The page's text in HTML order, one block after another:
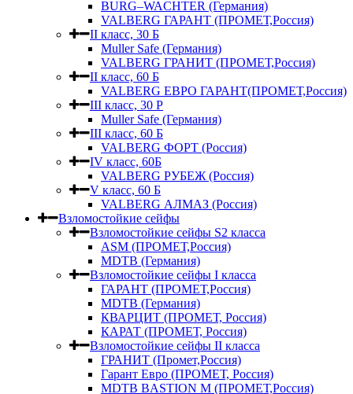
BURG–WACHTER (Германия)
VALBERG ГАРАНТ (ПРОМЕТ,Россия)
II класс, 30 Б
Muller Safe (Германия)
VALBERG ГРАНИТ (ПРОМЕТ,Россия)
II класс, 60 Б
VALBERG ЕВРО ГАРАНТ(ПРОМЕТ,Россия)
III класс, 30 Р
Muller Safe (Германия)
III класс, 60 Б
VALBERG ФОРТ (Россия)
IV класс, 60Б
VALBERG РУБЕЖ (Россия)
V класс, 60 Б
VALBERG АЛМАЗ (Россия)
Взломостойкие сейфы
Взломостойкие сейфы S2 класса
ASM (ПРОМЕТ,Россия)
MDTB (Германия)
Взломостойкие сейфы I класса
ГАРАНТ (ПРОМЕТ,Россия)
MDTB (Германия)
КВАРЦИТ (ПРОМЕТ, Россия)
КАРАТ (ПРОМЕТ, Россия)
Взломостойкие сейфы II класса
ГРАНИТ (Промет,Россия)
Гарант Евро (ПРОМЕТ, Россия)
MDTB BASTION M (ПРОМЕТ,Россия)